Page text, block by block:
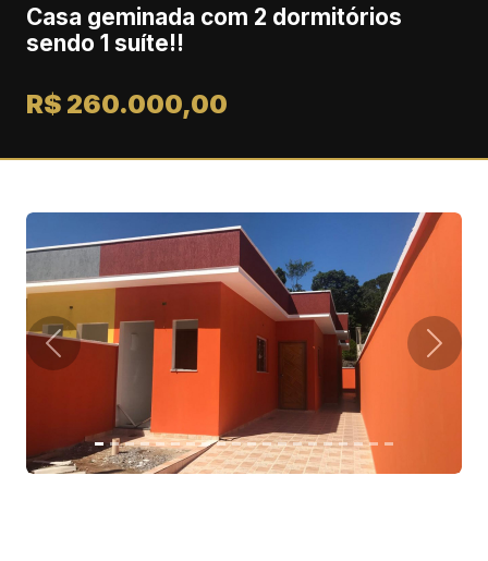
Casa geminada com 2 dormitórios
sendo 1 suíte!!
R$ 260.000,00